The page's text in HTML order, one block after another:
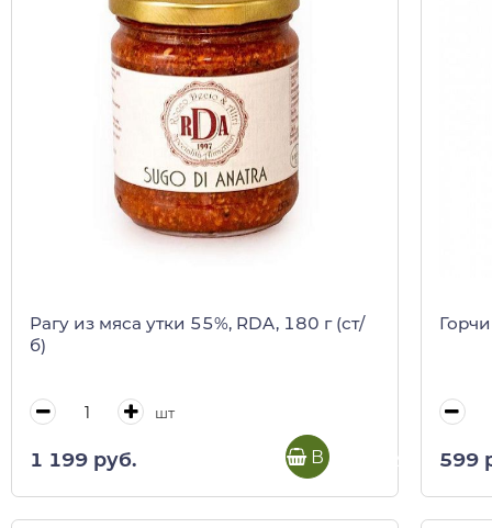
Рагу из мяса утки 55%, RDA, 180 г (ст/
б)
шт
1 199 руб. В корзину 599